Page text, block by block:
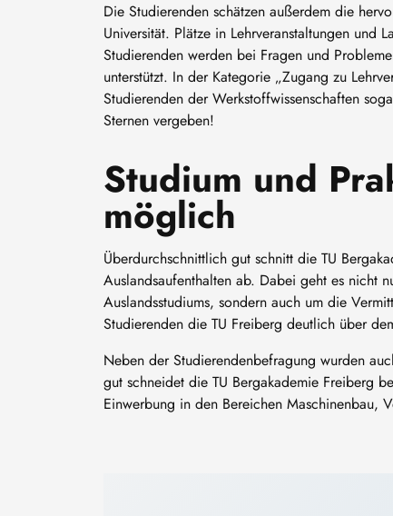
Die Studierenden schätzen außerdem die
Universität. Plätze in Lehrveranstaltungen und
Studierenden werden bei Fragen und
unterstützt. In der Kategorie „Zugang zu
Studierenden der Werkstoffwissenschaften
Sternen vergeben!
Studium und
möglich
Überdurchschnittlich gut schnitt die TU
Auslandsaufenthalten ab. Dabei geht es nicht
Auslandsstudiums, sondern auch um die
Studierenden die TU Freiberg deutlich über
Neben der Studierendenbefragung wurden
gut schneidet die TU Bergakademie Freiberg
Einwerbung in den Bereichen Maschinenbau,